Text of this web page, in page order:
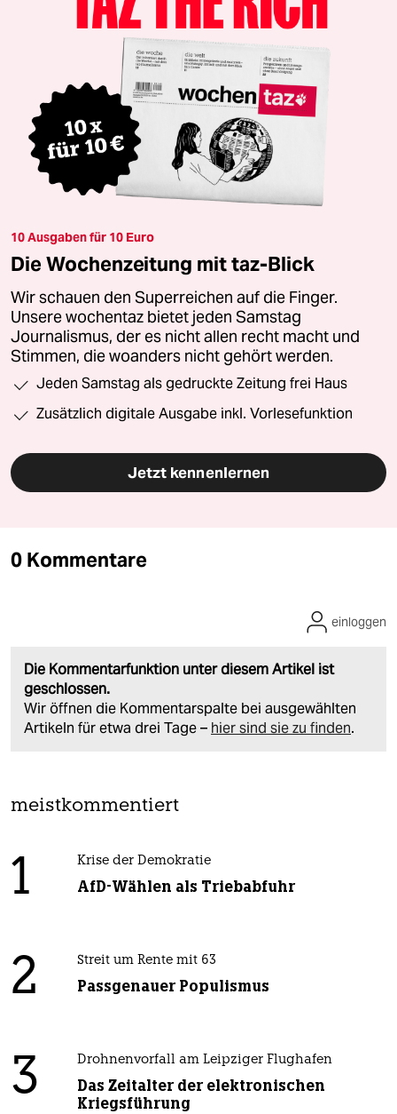
10 Ausgaben für 10 Euro
Die Wochenzeitung mit taz-Blick
Wir schauen den Superreichen auf die Finger.
Unsere wochentaz bietet jeden Samstag
Journalismus, der es nicht allen recht macht und
Stimmen, die woanders nicht gehört werden.
Jeden Samstag als gedruckte Zeitung frei Haus
Zusätzlich digitale Ausgabe inkl. Vorlesefunktion
Jetzt kennenlernen
0 Kommentare
Die Kommentarfunktion unter diesem Artikel ist
geschlossen.
Wir öffnen die Kommentarspalte bei ausgewählten
Artikeln für etwa drei Tage – hier sind sie zu finden.
einloggen
meistkommentiert
1 Krise der Demokratie
AfD-Wählen als Triebabfuhr
2 Streit um Rente mit 63
Passgenauer Populismus
3 Drohnenvorfall am Leipziger Flughafen
Das Zeitalter der elektronischen
Kriegsführung